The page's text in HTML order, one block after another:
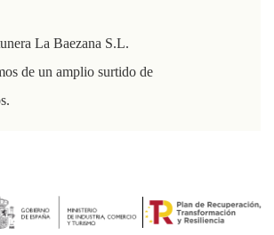
La Baezana S.L.
de un amplio surtido de